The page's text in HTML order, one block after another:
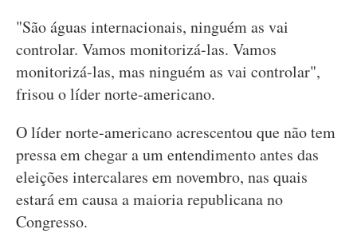
"São águas internacionais, ninguém as vai
controlar. Vamos monitorizá-las. Vamos
monitorizá-las, mas ninguém as vai controlar",
frisou o líder norte-americano.
O líder norte-americano acrescentou que não tem
pressa em chegar a um entendimento antes das
eleições intercalares em novembro, nas quais
estará em causa a maioria republicana no
Congresso.